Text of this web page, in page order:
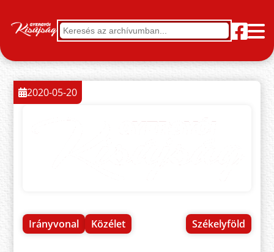
Irányvonal Közélet Székelyföld
2020-05-20